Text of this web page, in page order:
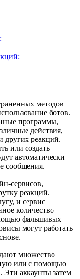
методов
ботов.
программы,
действия,
других реакций.
или создать
автоматически
сообщения.
сервисов,
реакций.
и сервис
количество
фальшивых
могут работать
множество
или с помощью
Эти аккаунты затем